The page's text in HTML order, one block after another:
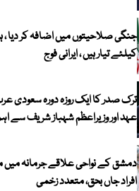
جنگی صلاحیتوں میں اضافہ کر
کیلئے تیار ہیں ، ایرانی فوج
ترک صدر کا ایک روزہ دورہ سعودی
عہد اور وزیراعظم شہباز شریف سے
افراد جاں بحق، متعدد زخمی